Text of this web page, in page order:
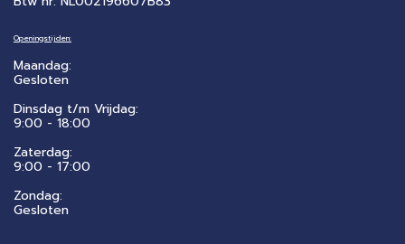
Openingstijden:
Maandag:
Gesloten
Dinsdag t/m Vrijdag:
9:00 - 18:00
Zaterdag:
​9:00 - 17:00
Zondag:
Gesloten